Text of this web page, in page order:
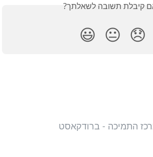
קיבלת תשובה לשאלתך?
😞
😐
😃